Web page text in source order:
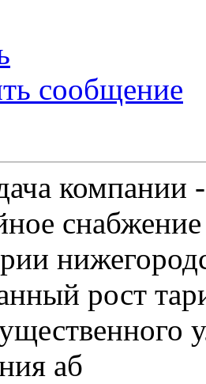
сообщение
рост
аб